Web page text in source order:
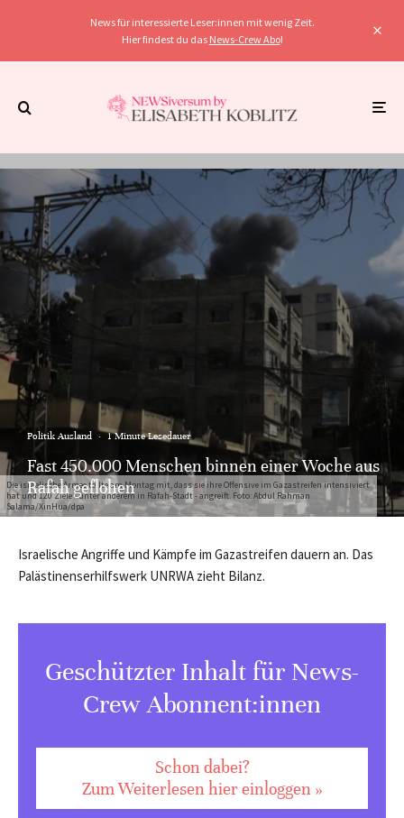
News für interessierte Leser:innen mit wenig Zeit.
Hier findest du das News-Crew Abo!
Die israelische Armee teilte am Montag mit, dass sie ihre Offensive im Gazastreifen intensiviert
hat und 120 Ziele - unter anderem in Rafah-Stadt - angreift. Foto: Abdul Rahman
Salama/XinHua/dpa
Politik Ausland · 1 Minute Lesedauer
Fast 450.000 Menschen binnen einer Woche aus
Rafah geflohen
Israelische Angriffe und Kämpfe im Gazastreifen dauern an. Das
Palästinenserhilfswerk UNRWA zieht Bilanz.
Geschützter Inhalt für News-
Crew Abonnent:innen
Schon dabei?
Zum Weiterlesen hier einloggen »